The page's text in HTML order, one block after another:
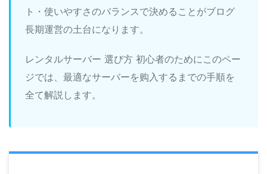
ト・使いやすさのバランスで決めることがブログ
長期運営の土台になります。
レンタルサーバー 選び方 初心者のためにこのペー
ジでは、最適なサーバーを购入するまでの手順を
全て解説します。